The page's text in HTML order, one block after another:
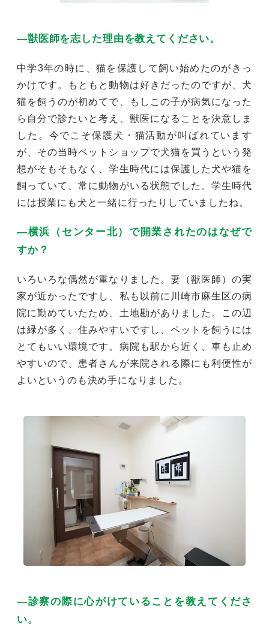
―獣医師を志した理由を教えてください。
中学3年の時に、猫を保護して飼い始めたのがきっ
かけです。もともと動物は好きだったのですが、犬
猫を飼うのが初めてで、もしこの子が病気になった
ら自分で診たいと考え、獣医になることを決意しま
した。今でこそ保護犬・猫活動が叫ばれています
が、その当時ペットショップで犬猫を買うという発
想がそもそもなく、学生時代には保護した犬や猫を
飼っていて、常に動物がいる状態でした。学生時代
には授業にも犬と一緒に行ったりしていましたね。
―横浜（センター北）で開業されたのはなぜで
すか？
いろいろな偶然が重なりました。妻（獣医師）の実
家が近かったですし、私も以前に川崎市麻生区の病
院に勤めていたため、土地勘がありました。この辺
は緑が多く、住みやすいですし、ペットを飼うには
とてもいい環境です。病院も駅から近く、車も止め
やすいので、患者さんが来院される際にも利便性が
よいというのも決め手になりました。
―診察の際に心がけていることを教えてくださ
い。